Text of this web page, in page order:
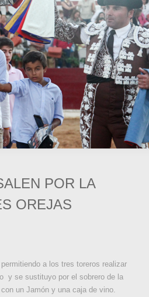
POR LA
OREJAS
a los tres toreros realizar
y se sustituyo por el sobrero de la
un Jamón y una caja de vino.